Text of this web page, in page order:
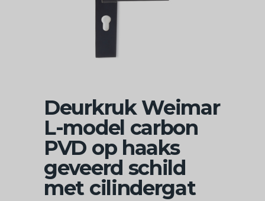
Deurkruk Weimar
L-model carbon
PVD op haaks
geveerd schild
met cilindergat